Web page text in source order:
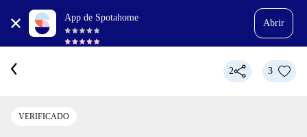
App de Spotahome
Abrir
2 3
VERIFICADO